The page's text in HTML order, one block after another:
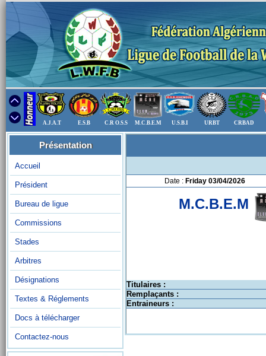
A.J.A.T E.S.B C.R O.S.S M.C.B.E.M U.S.B.I URBT CRBAD
Présentation
Accueil
Président
Bureau de ligue
Commissions
Stades
Arbitres
Désignations
Textes & Réglements
Docs à télécharger
Contactez-nous
Date : Friday 03/04/2026
M.C.B.E.M
Titulaires :
Remplaçants :
Entraineurs :